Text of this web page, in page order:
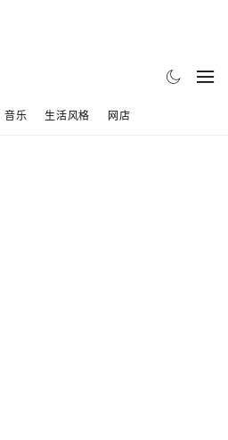
音乐 生活风格 网店